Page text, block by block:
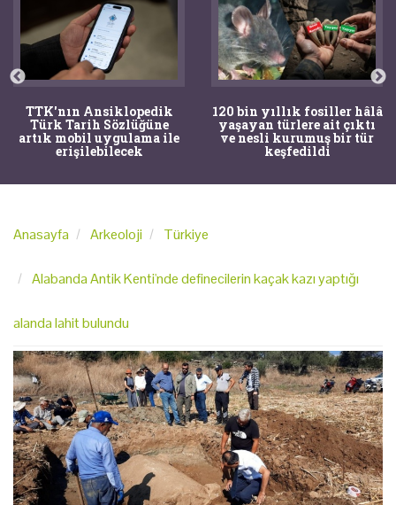
TTK'nın Ansiklopedik
Türk Tarih Sözlüğüne
artık mobil uygulama ile
erişilebilecek
120 bin yıllık fosiller hâlâ
yaşayan türlere ait çıktı
ve nesli kurumuş bir tür
keşfedildi
Anasayfa Arkeoloji Türkiye
Alabanda Antik Kenti'nde definecilerin kaçak kazı yaptığı
alanda lahit bulundu